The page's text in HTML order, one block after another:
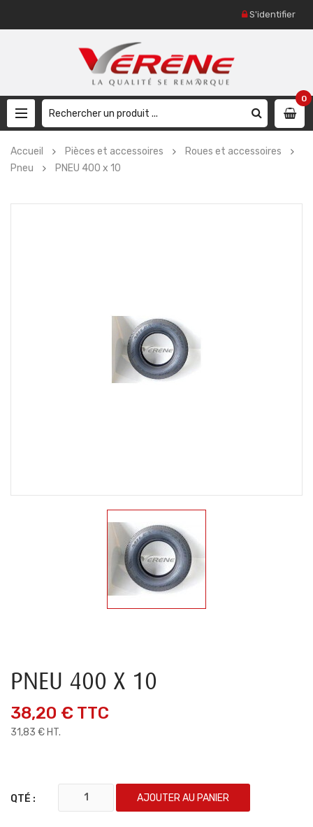
S'identifier
0
Accueil Pièces et accessoires
Roues et accessoires
Pneu
PNEU 400 x 10
PNEU 400 X 10
38,20 € TTC
31,83 € HT.
QTÉ : AJOUTER AU PANIER